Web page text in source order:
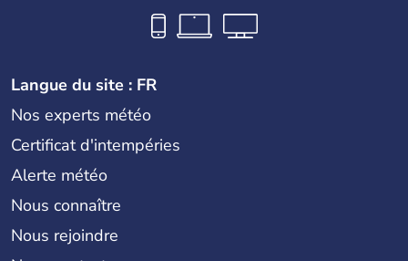
Langue du site : FR
Nos experts météo
Certificat d'intempéries
Alerte météo
Nous connaître
Nous rejoindre